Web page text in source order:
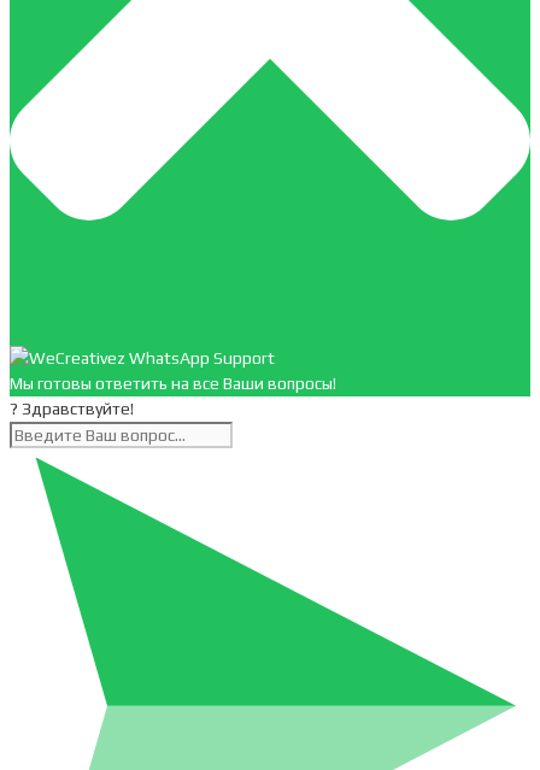
Мы готовы ответить на все Ваши вопросы!
? Здравствуйте!